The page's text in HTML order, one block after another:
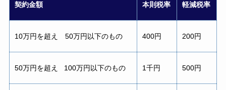
契約金額 本則税率 軽減税率
10万円を超え 50万円以下のもの 400円 200円
50万円を超え 100万円以下のもの 1千円 500円